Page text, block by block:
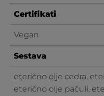
Certifikati
Vegan
Sestava
eterično olje cedra,
eterično olje pačuli,